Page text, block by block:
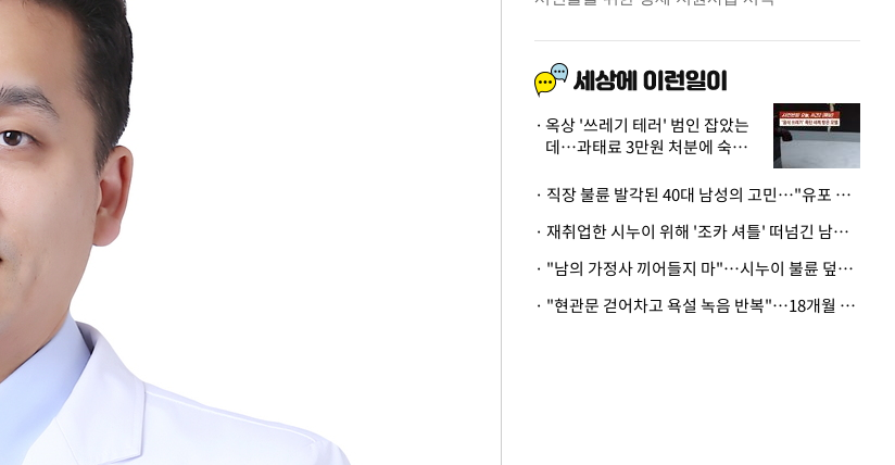
옥상 '쓰레기 테러' 범인 잡았는
데…과태료 3만원 처분에 숙박업
· 직장 불륜 발각된 40대 남성의 고민…"유포 동료 명예훼손·협박죄 고소 가능할까"
· 재취업한 시누이 위해 '조카 셔틀' 떠넘긴 남편…아내 "난 못한다"
· "남의 가정사 끼어들지 마"…시누이 불륜 덮으려는 남편에 억울한 아내
· "현관문 걷어차고 욕설 녹음 반복"…18개월 아기 키우는 집 뒤흔든 '앞집의 비극'